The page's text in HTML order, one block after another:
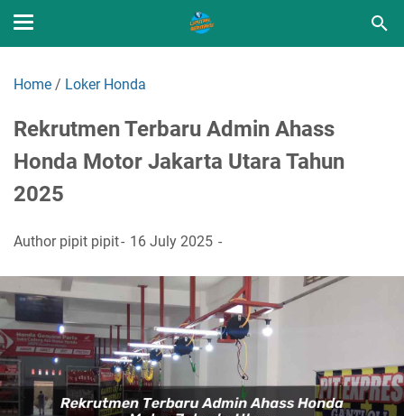
Home / Loker Honda
Rekrutmen Terbaru Admin Ahass
Honda Motor Jakarta Utara Tahun
2025
Author pipit pipit 16 July 2025